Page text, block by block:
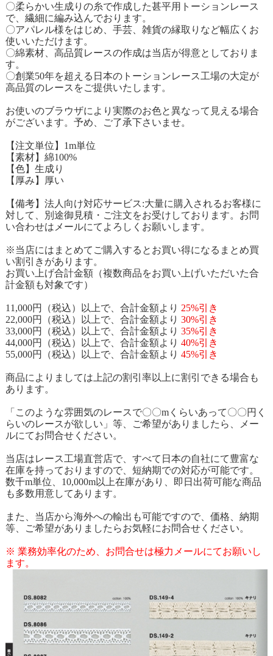
〇柔らかい生成りの糸で作成した甚平用トーションレース
で、繊細に編み込んでおります。
〇アパレル様をはじめ、手芸、雑貨の縁取りなど幅広くお
使いいただけます。
〇綿素材、高品質レースの作成は当店が得意としておりま
す。
〇創業50年を超える日本のトーションレース工場の大定が
高品質のレースをご提供いたします。
お使いのブラウザにより実際のお色と異なって見える場合
がございます。予め、ご了承下さいませ。
【注文単位】1m単位
【素材】綿100%
【色】生成り
【厚み】厚い
【備考】法人向け対応サービス:大量に購入されるお客様に
対して、別途御見積・ご注文をお受けしております。お問
い合わせはメールにてよろしくお願いします。
※当店にはまとめてご購入するとお買い得になるまとめ買
い割引きがあります。
お買い上げ合計金額（複数商品をお買い上げいただいた合
計金額も対象です）
11,000円（税込）以上で、合計金額より 25%引き
22,000円（税込）以上で、合計金額より 30%引き
33,000円（税込）以上で、合計金額より 35%引き
44,000円（税込）以上で、合計金額より 40%引き
55,000円（税込）以上で、合計金額より 45%引き
商品によりましては上記の割引率以上に割引できる場合も
あります。
「このような雰囲気のレースで〇〇mくらいあって〇〇円く
らいのレースが欲しい」等、ご希望がありましたら、メー
ルにてお問合せください。
当店はレース工場直営店で、すべて日本の自社にて豊富な
在庫を持っておりますので、短納期での対応が可能です。
数千m単位、10,000m以上在庫があり、即日出荷可能な商品
も多数用意してあります。
また、当店から海外への輸出も可能ですので、価格、納期
等、ご希望がありましたらお気軽にお問合せください。
※ 業務効率化のため、お問合せは極力メールにてお願いし
ます。